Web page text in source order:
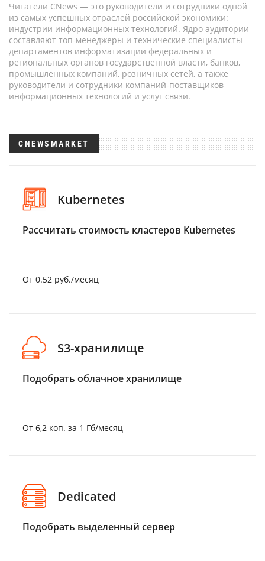
Читатели CNews — это руководители и сотрудники одной
из самых успешных отраслей российской экономики:
индустрии информационных технологий. Ядро аудитории
составляют топ-менеджеры и технические специалисты
департаментов информатизации федеральных и
региональных органов государственной власти, банков,
промышленных компаний, розничных сетей, а также
руководители и сотрудники компаний-поставщиков
информационных технологий и услуг связи.
CNEWSMARKET
Kubernetes
Рассчитать стоимость кластеров Kubernetes
От 0.52 руб./месяц
S3-хранилище
Подобрать облачное хранилище
От 6,2 коп. за 1 Гб/месяц
Dedicated
Подобрать выделенный сервер